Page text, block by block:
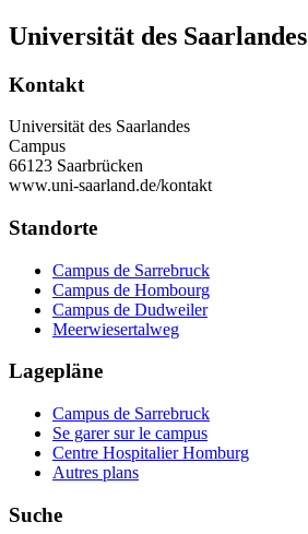
Universität des Saarlandes
Kontakt
Universität des Saarlandes
Campus
66123 Saarbrücken
www.uni-saarland.de/kontakt
Standorte
Campus de Sarrebruck
Campus de Hombourg
Campus de Dudweiler
Meerwiesertalweg
Lagepläne
Campus de Sarrebruck
Se garer sur le campus
Centre Hospitalier Homburg
Autres plans
Suche